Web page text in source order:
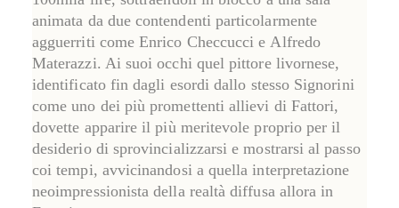
animata da due contendenti particolarmente
agguerriti comeEnrico Checcucci e Alfredo
Materazzi. Ai suoi occhi quel pittore livornese,
identificato fin dagli esordi dallo stesso Signorini
come uno dei più promettenti allievi di Fattori,
dovette apparire il più meritevole proprio per il
desiderio di sprovincializzarsi e mostrarsi al passo
coi tempi, avvicinandosi a quella interpretazione
neoimpressionista della realtà diffusa allora in